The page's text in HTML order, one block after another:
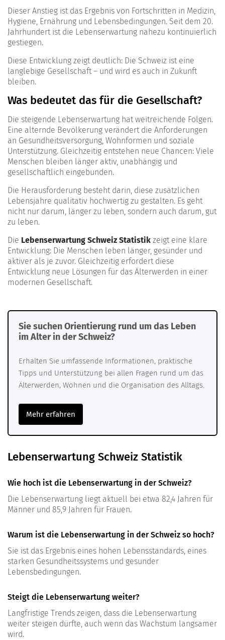
Dieser Anstieg ist das Ergebnis von Fortschritten in Medizin,
Hygiene, Ernährung und Lebensbedingungen. Seit dem 20.
Jahrhundert ist die Lebenserwartung nahezu kontinuierlich
gestiegen.
Diese Entwicklung zeigt deutlich: Die Schweiz ist eine
langlebige Gesellschaft – und wird es auch in Zukunft
bleiben.
Was bedeutet das für die Gesellschaft?
Die steigende Lebenserwartung hat weitreichende Folgen.
Eine alternde Bevölkerung verändert die Anforderungen
an Gesundheitsversorgung, Wohnformen und soziale
Unterstützung. Gleichzeitig entstehen neue Chancen: Viele
Menschen bleiben länger aktiv, unabhängig und
gesellschaftlich eingebunden.
Die Herausforderung besteht darin, diese zusätzlichen
Lebensjahre qualitativ hochwertig zu gestalten. Es geht
nicht nur darum, länger zu leben, sondern auch darum, gut
zu leben.
Die Lebenserwartung Schweiz Statistik zeigt eine klare
Entwicklung: Die Menschen leben länger, gesünder und
aktiver als je zuvor. Gleichzeitig erfordert diese
Entwicklung neue Lösungen für das Älterwerden in einer
modernen Gesellschaft.
Sie suchen Orientierung rund um das Leben
im Alter in der Schweiz?
Erhalten Sie umfassende Informationen, praktische
Tipps und Unterstützung bei allen Fragen rund um das
Älterwerden, Wohnen und die Organisation des Alltags.
Mehr erfahren
Lebenserwartung Schweiz Statistik
Wie hoch ist die Lebenserwartung in der Schweiz?
Die Lebenserwartung liegt aktuell bei etwa 82,4 Jahren für
Männer und 85,9 Jahren für Frauen.
Warum ist die Lebenserwartung in der Schweiz so hoch?
Sie ist das Ergebnis eines hohen Lebensstandards, eines
starken Gesundheitssystems und gesunder
Lebensbedingungen.
Steigt die Lebenserwartung weiter?
Langfristige Trends zeigen, dass die Lebenserwartung
weiter steigen dürfte, auch wenn das Wachstum langsamer
wird.